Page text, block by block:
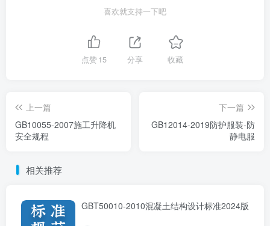
喜欢就支持一下吧
点赞15 分享 收藏
上一篇
GB10055-2007施工升降机
安全规程
下一篇
GB12014-2019防护服装-防
静电服
相关推荐
GBT50010-2010混凝土结构设计标准2024版